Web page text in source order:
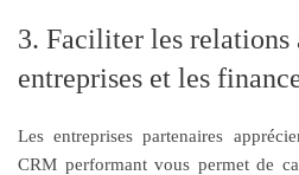
3. Faciliter les relations
entreprises et les
Les entreprises partenaires
CRM performant vous permet de